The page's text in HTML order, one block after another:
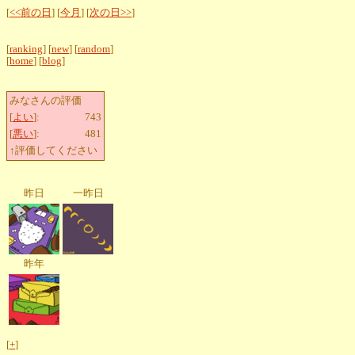
[<<前の日 ] [今月 ] [次の日>>]
[ranking] [new] [random]
[home] [blog]
みなさんの評価
[よい]:
743
[悪い]:
481
↑評価してください
昨日 一昨日
昨年
[+]